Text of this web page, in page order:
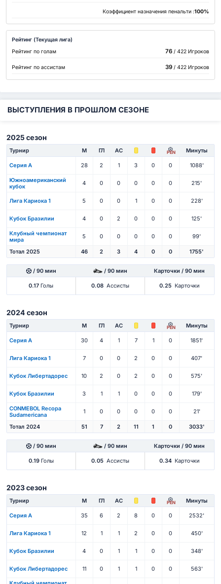
Коэффициент назначения пенальти :100%
Рейтинг (Текущая лига)
Рейтинг по голам
76/ 422 Игроков
Рейтинг по ассистам 39/ 422 Игроков
ВЫСТУПЛЕНИЯ В ПРОШЛОМ СЕЗОНЕ
2025 сезон
Турнир М ГЛ АС PEN Минуты
Серия А 28 2 1 3 0 0 1088'
Южноамериканский
кубок
4 0 0 0 0 0 215'
Лига Кариока 1 5 0 0 1 0 0 228'
Кубок Бразилии 4 0 2 0 0 0 125'
Клубный чемпионат
мира
5 0 0 0 0 0 99'
Тотал 2025 46 2 3 4 0 0 1755'
/ 90 мин / 90 мин Карточки / 90 мин
0.17 Голы 0.08 Ассисты 0.25 Карточки
2024 сезон
Турнир М ГЛ АС PEN Минуты
Серия А 30 4 1 7 1 0 1851'
Лига Кариока 1 7 0 0 2 0 0 407'
Кубок Либертадорес 10 2 0 2 0 0 575'
Кубок Бразилии 3 1 1 0 0 0 179'
CONMEBOL Recopa
Sudamericana
1 0 0 0 0 0 21'
Тотал 2024 51 7 2 11 1 0 3033'
/ 90 мин / 90 мин Карточки / 90 мин
0.19Голы 0.05 Ассисты 0.34 Карточки
2023 сезон
Турнир М ГЛ АС PEN Минуты
Серия А 35 6 2 8 0 0 2532'
Лига Кариока 1 12 1 1 2 0 0 450'
Кубок Бразилии 4 0 1 1 0 0 348'
Кубок Либертадорес 11 0 1 1 0 0 563'